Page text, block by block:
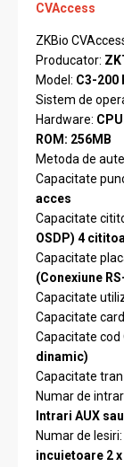
CVAccess
ZKBio
Producator:
Model: C3-200
Sistem de
Hardware:
ROM: 256MB
Metoda de
Capacitate
acces
Capacitate
OSDP) 4
Capacitate
(Conexiune
Capacitate
Capacitate
Capacitate cod
dinamic)
Capacitate
Numar de
Intrari AUX
Numar de Iesiri:
incuietoare 2